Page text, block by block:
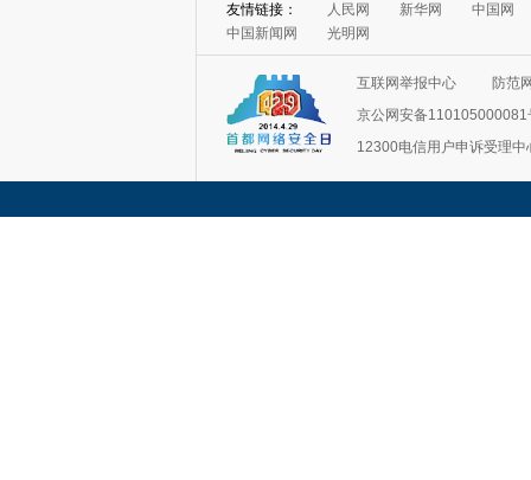
友情链接： 人民网 新华网
中国网
中国新闻网
光明网
互联网举报中心
防范
京公网安备110105000081
12300电信用户申诉受理中